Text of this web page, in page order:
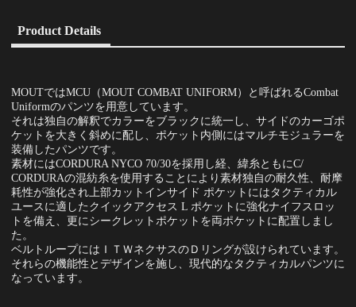
Product Details
MOUTではMCU（MOUT COMBAT UNIFORM）と呼ばれるCombat
Uniformのパンツを用意しています。
それは独自の解釈でカラーをブラックに統一し、サイドのカーゴポ
ケットを大きく斜めに配し、ポケット内側にはマルチモジュラーを
装備したパンツです。
素材にはCORDURA NYCO 70/30を採用し経、緯糸ともにC/
CORDURAの混紡糸を使用することにより素材独自の耐久性、耐摩
耗性が強化され上部カットインサイド ポケットにはタクティカル
ユースに適したクイックアクセス L ポケットに強化ナイフスロッ
トを備え、更にシークレットポケットを両ポケットに配置しまし
た。
ベルトループにはＩＴＷネクサスのＤリングが設けられています。
それらの機能性とデザインを施し、現代的なタクティカルパンツに
なっています。